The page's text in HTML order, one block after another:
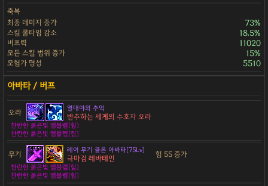
축복
최종 데미지 증가
73%
스킬 쿨타임 감소 18.5%
버프력 11020
모든 스킬 범위 증가 15%
모험가 명성 5510
오라 열대야의 추억
반추하는 세계의 수호자 오라
찬란한 붉은빛 엠블렘[힘]
찬란한 붉은빛 엠블렘[힘]
무기 레어 무기 클론 아바타[75Lv]
극마검 레바테인 힘 55 증가
찬란한 붉은빛 엠블렘[힘]
찬란한 붉은빛 엠블렘[힘]